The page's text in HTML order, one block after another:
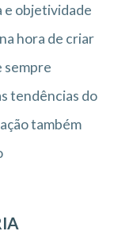
e objetividade
hora de criar
sempre
tendências do
também